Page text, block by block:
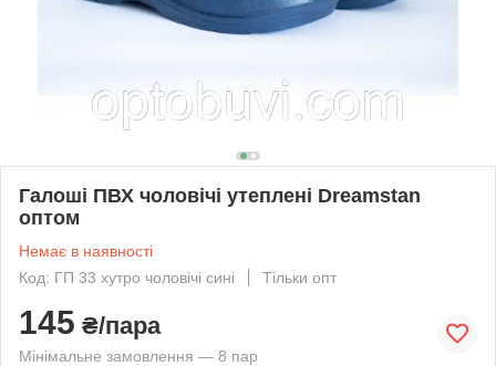
Галоші ПВХ чоловічі утеплені Dreamstan
оптом
Немає в наявності
Код: ГП 33 хутро чоловічі сині
Тільки опт
145 ₴/пара
Мінімальне замовлення — 8 пар